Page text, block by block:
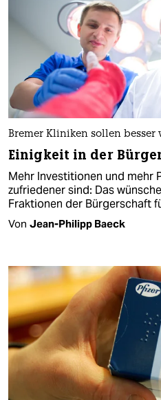
Bremer Kliniken sollen besser
Einigkeit in der
Mehr Investitionen und mehr
zufriedener sind: Das
Fraktionen der Bürgerschaft
Von Jean-Philipp Baeck